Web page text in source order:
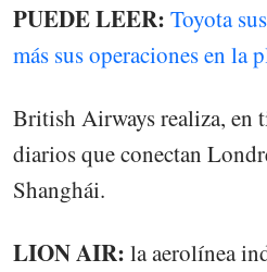
PUEDE LEER: Toyota
más sus operaciones en la
British Airways realiza, en
diarios que conectan
Shanghái.
LION AIR: la aerolínea